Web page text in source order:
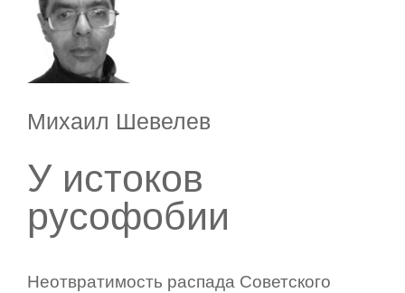
Михаил Шевелев
У истоков
русофобии
Неотвратимость распада Советского